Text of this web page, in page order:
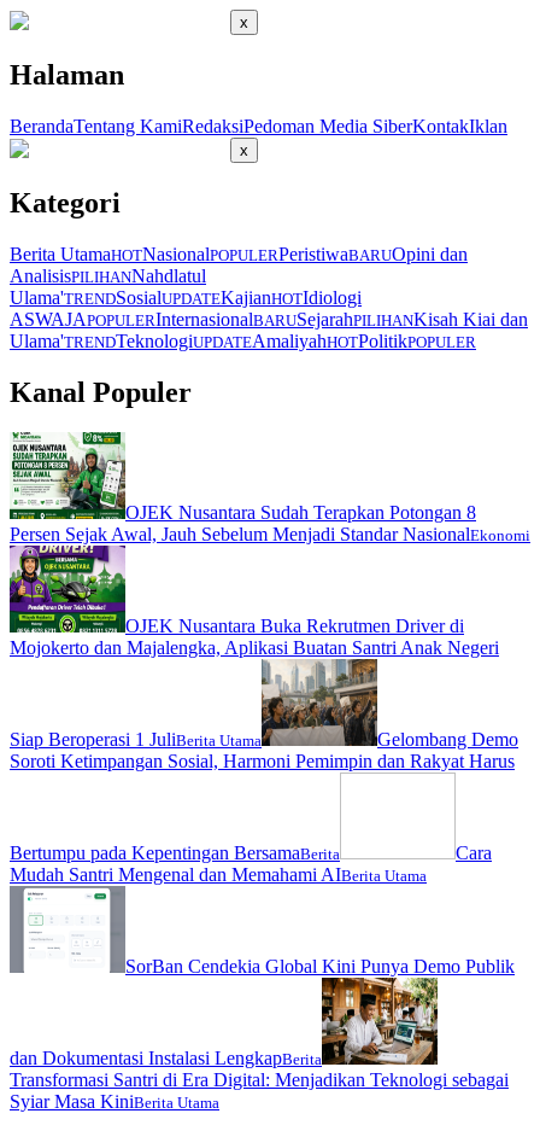
x
Halaman
BerandaTentang KamiRedaksiPedoman Media SiberKontakIklan
x
Kategori
Berita UtamaHOTNasionalPOPULERPeristiwaBARUOpini dan
AnalisisPILIHANNahdlatul
Ulama'TRENDSosialUPDATEKajianHOTIdiologi
ASWAJAPOPULERInternasionalBARUSejarahPILIHANKisah Kiai dan
Ulama'TRENDTeknologiUPDATEAmaliyahHOTPolitikPOPULER
Kanal Populer
OJEK Nusantara Sudah Terapkan Potongan 8
Persen Sejak Awal, Jauh Sebelum Menjadi Standar NasionalEkonomi
OJEK Nusantara Buka Rekrutmen Driver di
Mojokerto dan Majalengka, Aplikasi Buatan Santri Anak Negeri
Siap Beroperasi 1 JuliBerita Utama
Gelombang Demo
Soroti Ketimpangan Sosial, Harmoni Pemimpin dan Rakyat Harus
Bertumpu pada Kepentingan BersamaBerita
Cara
Mudah Santri Mengenal dan Memahami AIBerita Utama
SorBan Cendekia Global Kini Punya Demo Publik
dan Dokumentasi Instalasi LengkapBerita
Transformasi Santri di Era Digital: Menjadikan Teknologi sebagai
Syiar Masa KiniBerita Utama